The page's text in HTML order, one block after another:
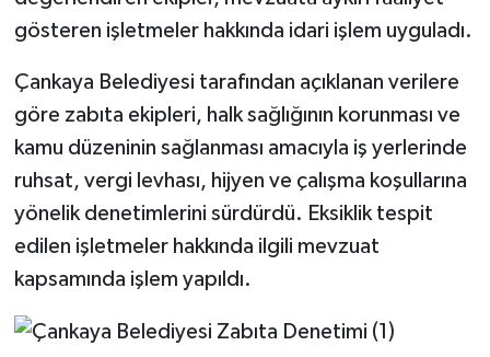
gösteren işletmeler hakkında idari işlem uyguladı.
Çankaya Belediyesi tarafından açıklanan verilere
göre zabıta ekipleri, halk sağlığının korunması ve
kamu düzeninin sağlanması amacıyla iş yerlerinde
ruhsat, vergi levhası, hijyen ve çalışma koşullarına
yönelik denetimlerini sürdürdü. Eksiklik tespit
edilen işletmeler hakkında ilgili mevzuat
kapsamında işlem yapıldı.